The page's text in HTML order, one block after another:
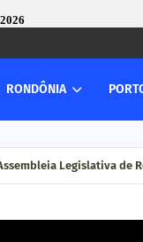
RONDÔNIA
Legislativa de